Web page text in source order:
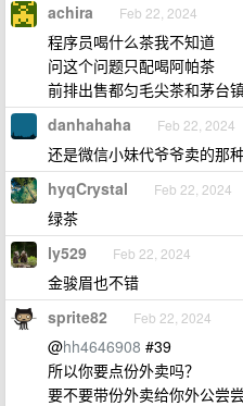
achira Feb 22, 2024
程序员喝什么茶我不知道
问这个问题只配喝阿帕茶
前排出售都匀毛尖茶和茅台
danhahaha Feb 22, 2024
还是微信小妹代爷爷卖的那
hyqCrystal Feb 22, 2024
绿茶
ly529 Feb 22, 2024
金骏眉也不错
sprite82 Feb 22, 2024
@hh4646908 #39
所以你要点份外卖吗？
要不要带份外卖给你外公尝尝